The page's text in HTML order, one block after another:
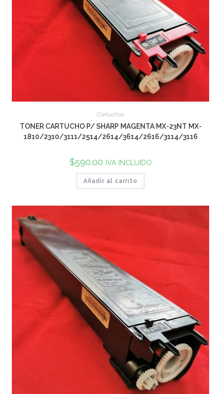
Cartuchos
TONER CARTUCHO P/ SHARP MAGENTA MX-23NT MX-
1810/2310/3111/2514/2614/3614/2616/3114/3116
$590.00 IVA INCLUIDO
Añadir al carrito